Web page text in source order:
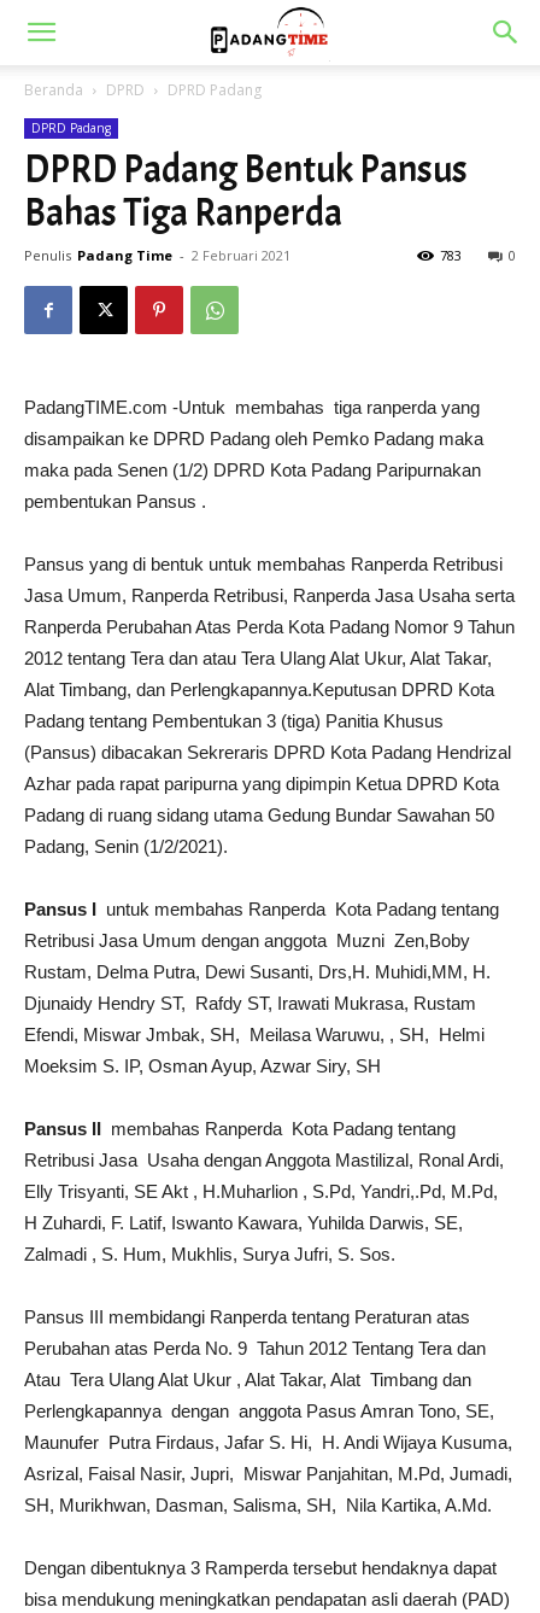
Beranda DPRD DPRD Padang
DPRD Padang
DPRD Padang Bentuk Pansus
Bahas Tiga Ranperda
Penulis Padang Time - 2 Februari 2021 0
783
PadangTIME.com -Untuk membahas tiga ranperda yang
disampaikan ke DPRD Padang oleh Pemko Padang maka
maka pada Senen (1/2) DPRD Kota Padang Paripurnakan
pembentukan Pansus .
Pansus yang di bentuk untuk membahas Ranperda Retribusi
Jasa Umum, Ranperda Retribusi, Ranperda Jasa Usaha serta
Ranperda Perubahan Atas Perda Kota Padang Nomor 9 Tahun
2012 tentang Tera dan atau Tera Ulang Alat Ukur, Alat Takar,
Alat Timbang, dan Perlengkapannya.Keputusan DPRD Kota
Padang tentang Pembentukan 3 (tiga) Panitia Khusus
(Pansus) dibacakan Sekreraris DPRD Kota Padang Hendrizal
Azhar pada rapat paripurna yang dipimpin Ketua DPRD Kota
Padang di ruang sidang utama Gedung Bundar Sawahan 50
Padang, Senin (1/2/2021).
Pansus I untuk membahas Ranperda Kota Padang tentang
Retribusi Jasa Umum dengan anggota Muzni Zen,Boby
Rustam, Delma Putra, Dewi Susanti, Drs,H. Muhidi,MM, H.
Djunaidy Hendry ST, Rafdy ST, Irawati Mukrasa, Rustam
Efendi, Miswar Jmbak, SH, Meilasa Waruwu, , SH, Helmi
Moeksim S. IP, Osman Ayup, Azwar Siry, SH
Pansus II membahas Ranperda Kota Padang tentang
Retribusi Jasa Usaha dengan Anggota Mastilizal, Ronal Ardi,
Elly Trisyanti, SE Akt , H.Muharlion , S.Pd, Yandri,.Pd, M.Pd,
H Zuhardi, F. Latif, Iswanto Kawara, Yuhilda Darwis, SE,
Zalmadi , S. Hum, Mukhlis, Surya Jufri, S. Sos.
Pansus III membidangi Ranperda tentang Peraturan atas
Perubahan atas Perda No. 9 Tahun 2012 Tentang Tera dan
Atau Tera Ulang Alat Ukur , Alat Takar, Alat Timbang dan
Perlengkapannya dengan anggota Pasus Amran Tono, SE,
Maunufer Putra Firdaus, Jafar S. Hi, H. Andi Wijaya Kusuma,
Asrizal, Faisal Nasir, Jupri, Miswar Panjahitan, M.Pd, Jumadi,
SH, Murikhwan, Dasman, Salisma, SH, Nila Kartika, A.Md.
Dengan dibentuknya 3 Ramperda tersebut hendaknya dapat
bisa mendukung meningkatkan pendapatan asli daerah (PAD)